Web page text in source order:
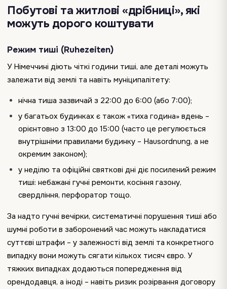
Побутові та житлові «дрібниці», які
можуть дорого коштувати
Режим тиші (Ruhezeiten)
У Німеччині діють чіткі години тиші, але деталі можуть
залежати від землі та навіть муніципалітету:
нічна тиша зазвичай з 22:00 до 6:00 (або 7:00);
у багатьох будинках є також «тиха година» вдень –
орієнтовно з 13:00 до 15:00 (часто це регулюється
внутрішніми правилами будинку – Hausordnung, а не
окремим законом);
у неділю та офіційні святкові дні діє посилений режим
тиші: небажані гучні ремонти, косіння газону,
свердління, перфоратор тощо.
За надто гучні вечірки, систематичні порушення тиші або
шумні роботи в заборонений час можуть накладатися
суттєві штрафи – у залежності від землі та конкретного
випадку вони можуть сягати кількох тисяч євро. У
тяжких випадках додаються попередження від
орендодавця, а іноді – навіть ризик розірвання договору